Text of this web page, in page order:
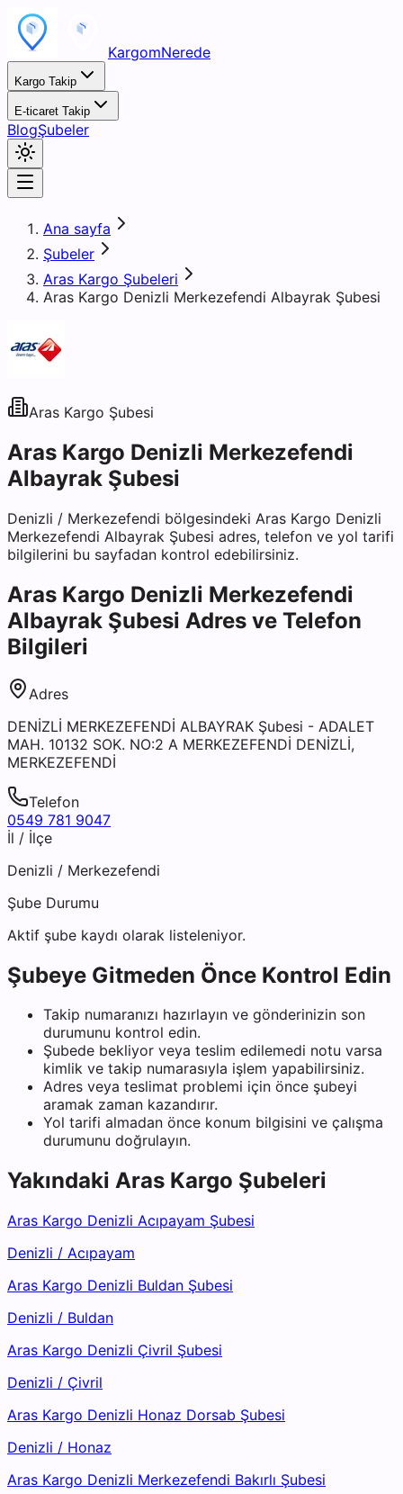
KargomNerede
Kargo Takip
E-ticaret Takip
BlogŞubeler
Ana sayfa
Şubeler
Aras Kargo Şubeleri
Aras Kargo Denizli Merkezefendi Albayrak Şubesi
Aras Kargo Şubesi
Aras Kargo Denizli Merkezefendi
Albayrak Şubesi
Denizli / Merkezefendi bölgesindeki Aras Kargo Denizli
Merkezefendi Albayrak Şubesi adres, telefon ve yol tarifi
bilgilerini bu sayfadan kontrol edebilirsiniz.
Aras Kargo Denizli Merkezefendi
Albayrak Şubesi Adres ve Telefon
Bilgileri
Adres
DENİZLİ MERKEZEFENDİ ALBAYRAK Şubesi - ADALET
MAH. 10132 SOK. NO:2 A MERKEZEFENDİ DENİZLİ,
MERKEZEFENDİ
Telefon
0549 781 9047
İl / İlçe
Denizli / Merkezefendi
Şube Durumu
Aktif şube kaydı olarak listeleniyor.
Şubeye Gitmeden Önce Kontrol Edin
Takip numaranızı hazırlayın ve gönderinizin son
durumunu kontrol edin.
Şubede bekliyor veya teslim edilemedi notu varsa
kimlik ve takip numarasıyla işlem yapabilirsiniz.
Adres veya teslimat problemi için önce şubeyi
aramak zaman kazandırır.
Yol tarifi almadan önce konum bilgisini ve çalışma
durumunu doğrulayın.
Yakındaki Aras Kargo Şubeleri
Aras Kargo Denizli Acıpayam Şubesi
Denizli / Acıpayam
Aras Kargo Denizli Buldan Şubesi
Denizli / Buldan
Aras Kargo Denizli Çivril Şubesi
Denizli / Çivril
Aras Kargo Denizli Honaz Dorsab Şubesi
Denizli / Honaz
Aras Kargo Denizli Merkezefendi Bakırlı Şubesi